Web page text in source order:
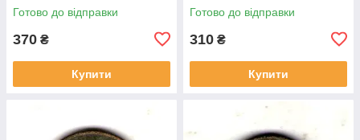
Готово до відправки
370 ₴
Купити
Готово до відправки
310 ₴
Купити